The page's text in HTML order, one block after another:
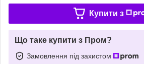
Купити з
Що таке купити з Пром?
Замовлення під захистом